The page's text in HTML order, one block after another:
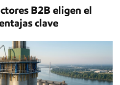
B2B eligen el
clave